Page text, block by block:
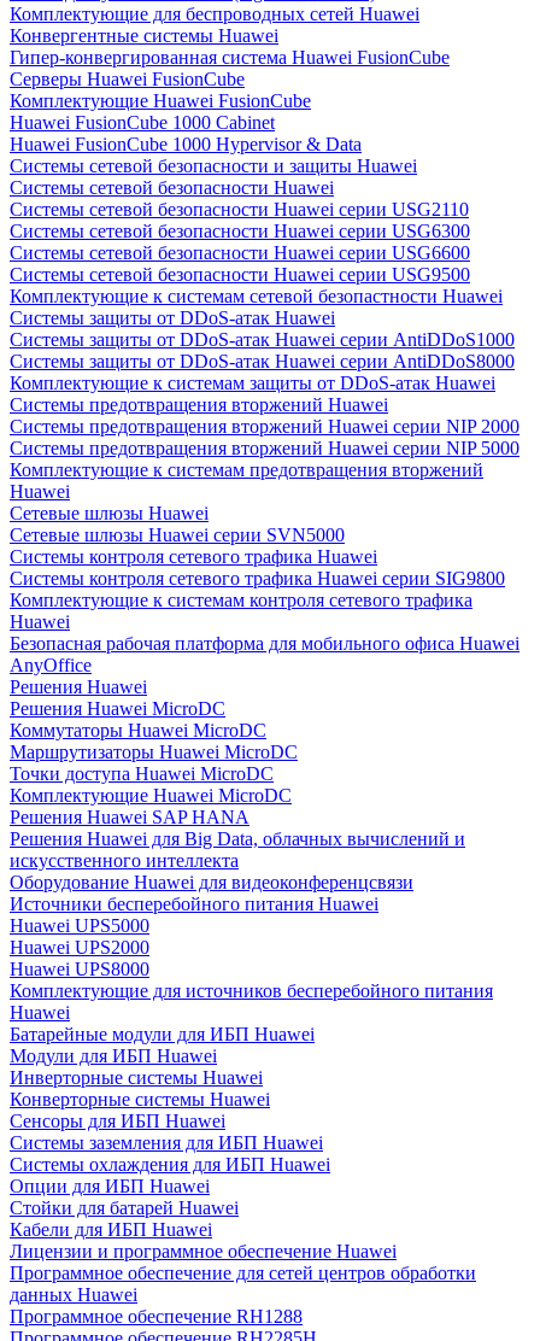
Комплектующие для беспроводных сетей Huawei
Конвергентные системы Huawei
Гипер-конвергированная система Huawei FusionCube
Серверы Huawei FusionCube
Комплектующие Huawei FusionCube
Huawei FusionCube 1000 Cabinet
Huawei FusionCube 1000 Hypervisor & Data
Системы сетевой безопасности и защиты Huawei
Системы сетевой безопасности Huawei
Системы сетевой безопасности Huawei серии USG2110
Системы сетевой безопасности Huawei серии USG6300
Системы сетевой безопасности Huawei серии USG6600
Системы сетевой безопасности Huawei серии USG9500
Комплектующие к системам сетевой безопастности Huawei
Системы защиты от DDoS-атак Huawei
Системы защиты от DDoS-атак Huawei серии AntiDDoS1000
Системы защиты от DDoS-атак Huawei серии AntiDDoS8000
Комплектующие к системам защиты от DDoS-атак Huawei
Системы предотвращения вторжений Huawei
Системы предотвращения вторжений Huawei серии NIP 2000
Системы предотвращения вторжений Huawei серии NIP 5000
Комплектующие к системам предотвращения вторжений
Huawei
Сетевые шлюзы Huawei
Сетевые шлюзы Huawei серии SVN5000
Системы контроля сетевого трафика Huawei
Системы контроля сетевого трафика Huawei серии SIG9800
Комплектующие к системам контроля сетевого трафика
Huawei
Безопасная рабочая платформа для мобильного офиса Huawei
AnyOffice
Решения Huawei
Решения Huawei MicroDC
Коммутаторы Huawei MicroDC
Маршрутизаторы Huawei MicroDC
Точки доступа Huawei MicroDC
Комплектующие Huawei MicroDC
Решения Huawei SAP HANA
Решения Huawei для Big Data, облачных вычислений и
искусственного интеллекта
Оборудование Huawei для видеоконференцсвязи
Источники бесперебойного питания Huawei
Huawei UPS5000
Huawei UPS2000
Huawei UPS8000
Комплектующие для источников бесперебойного питания
Huawei
Батарейные модули для ИБП Huawei
Модули для ИБП Huawei
Инверторные системы Huawei
Конверторные системы Huawei
Сенсоры для ИБП Huawei
Системы заземления для ИБП Huawei
Системы охлаждения для ИБП Huawei
Опции для ИБП Huawei
Стойки для батарей Huawei
Кабели для ИБП Huawei
Лицензии и программное обеспечение Huawei
Программное обеспечение для сетей центров обработки
данных Huawei
Программное обеспечение RH1288